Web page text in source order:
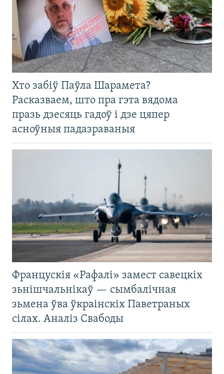
Хто забіў Паўла Шарамета?
Расказваем, што пра гэта вядома
празь дзесяць гадоў і дзе цяпер
асноўныя падазраваныя
Францускія «Рафалі» замест савецкіх
зьнішчальнікаў — сымбалічная
зьмена ўва ўкраінскіх Паветраных
сілах. Аналіз Свабоды